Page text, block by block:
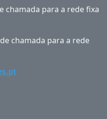
chamada para a rede fixa
chamada para a rede